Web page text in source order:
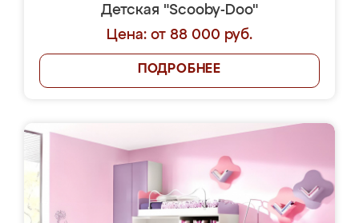
Детская "Scooby-Doo"
Цена: от 88 000 руб.
ПОДРОБНЕЕ